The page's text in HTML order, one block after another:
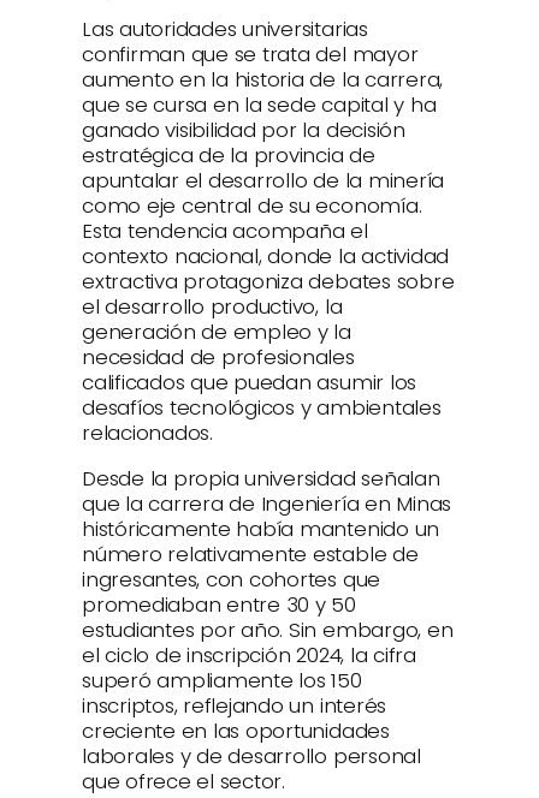
Las autoridades universitarias
confirman que se trata del mayor
aumento en la historia de la carrera,
que se cursa en la sede capital y ha
ganado visibilidad por la decisión
estratégica de la provincia de
apuntalar el desarrollo de la minería
como eje central de su economía.
Esta tendencia acompaña el
contexto nacional, donde la actividad
extractiva protagoniza debates sobre
el desarrollo productivo, la
generación de empleo y la
necesidad de profesionales
calificados que puedan asumir los
desafíos tecnológicos y ambientales
relacionados.
Desde la propia universidad señalan
que la carrera de Ingeniería en Minas
históricamente había mantenido un
número relativamente estable de
ingresantes, con cohortes que
promediaban entre 30 y 50
estudiantes por año. Sin embargo, en
el ciclo de inscripción 2024, la cifra
superó ampliamente los 150
inscriptos, reflejando un interés
creciente en las oportunidades
laborales y de desarrollo personal
que ofrece el sector.